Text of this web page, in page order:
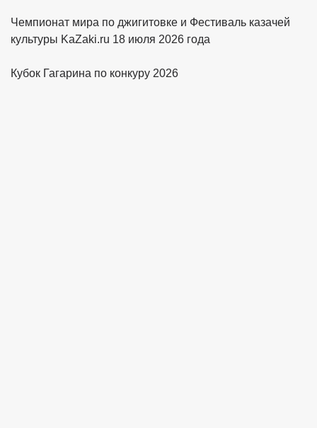
Чемпионат мира по джигитовке и Фестиваль казачей
культуры KaZaki.ru 18 июля 2026 года
Кубок Гагарина по конкуру 2026